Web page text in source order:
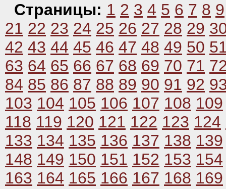
Страницы: 1 2 3 4 5 6 7 8 9
21 22 23 24 25 26 27 28 29
42 43 44 45 46 47 48 49 50
63 64 65 66 67 68 69 70 71
84 85 86 87 88 89 90 91 92
103 104 105 106 107 108 109
118 119 120 121 122 123 124
133 134 135 136 137 138 139
148 149 150 151 152 153 154
163 164 165 166 167 168 169